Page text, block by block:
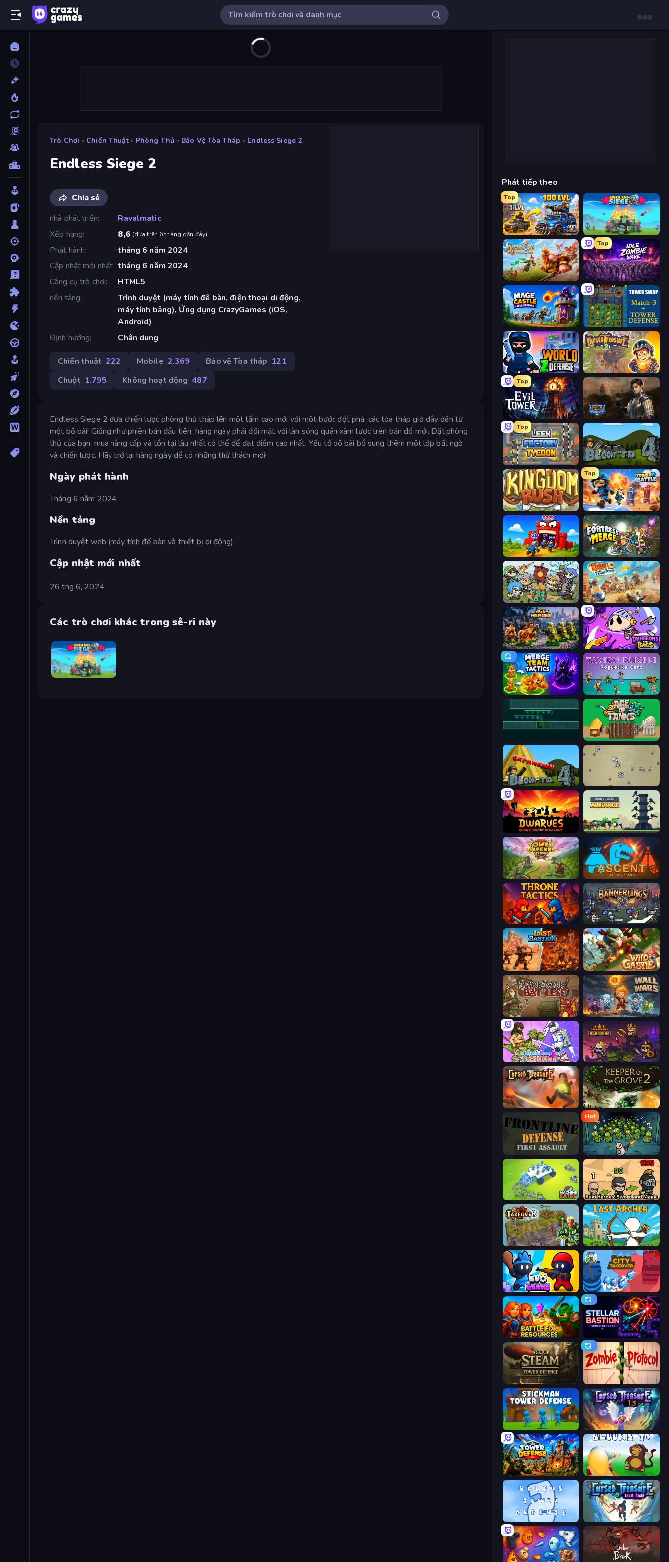
Trò Chơi » Chiến Thuật » Phòng Thủ » Bảo Vệ Tòa Tháp » Endless Siege 2
Endless Siege 2
Chia sẻ
nhà phát triển
Ravalmatic
Xếp hạng
8,6 (dựa trên 6 tháng gần đây)
Phát hành
tháng 6 năm 2024
Cập nhật mới nhất tháng 6 năm 2024
Công cụ trò chơi
HTML5
nền tảng
Trình duyệt (máy tính để bàn, điện thoại di động,
máy tính bảng), Ứng dụng CrazyGames (iOS,
Android)
Định hướng
Chân dung
Chiến thuật 222 Mobile 2.369 Bảo vệ Tòa tháp 121
Chuột 1.795 Không hoạt động 487
Endless Siege 2 đưa chiến lược phòng thủ tháp lên một tầm cao mới với một bước đột phá: các tòa tháp giờ đây đến từ
một bộ bài! Giống như phiên bản đầu tiên, hàng ngày phải đối mặt với làn sóng quân xâm lược trên bản đồ mới. Đặt phòng
thủ của bạn, mua nâng cấp và tồn tại lâu nhất có thể để đạt điểm cao nhất. Yếu tố bộ bài bổ sung thêm một lớp bất ngờ
và chiến lược. Hãy trở lại hàng ngày để có những thử thách mới!
Ngày phát hành
Tháng 6 năm 2024
Nền tảng
Trình duyệt web (máy tính để bàn và thiết bị di động)
Cập nhật mới nhất
26 thg 6, 2024
Các trò chơi khác trong sê-ri này
Endless Siege
Phát tiếp theo
Top
AOD - Art Of Defense Endless Siege
Infinity Kingdom
Top
Idle Zombie Wave: Survivors
Mage Castle Idle Defense Tower Swap
World Z Defense - Zombie Defense Cursed Treasure 2
Top
Evil Tower Battle Arena
Top
Leek Factory Tycoon Bloons Tower Defense 4
Kingdom Rush
Top
Tower Battle
TimeWarriors Fortress Merge
Raid Heroes: Total War Day D Tower Rush
Age of Heroes Dungeons and Bags
Merge Team Tactics Tavern Rumble: Roguelike Card
Age of Tanks Warriors: TD War
Bloons Tower Defense 4 Expansion Desktop Tower Defense
Iron Towers Alliance
Tower Defense Clash Ascent of Echoes
Throne Tactics Bannerlings
Last Bastion Wild Castle TD: Grow Empire
Backpack Battles Wall Wars
Human Leap: Evolution Raid Heroes: Dark Side
Cursed Treasure Keeper of the Grove 2
Frontline Defense
Hot
Base Defence
Machine Eater Raid Heroes: Sword and Magic
Takeover Last Archer
Evo Gears City Takeover
Battle for Resources Stellar Bastion
Zombie Protocol
Cursed Treasure 1.5
Tower Defense Bloons Tower Defense
Cursed Treasure Level Pack